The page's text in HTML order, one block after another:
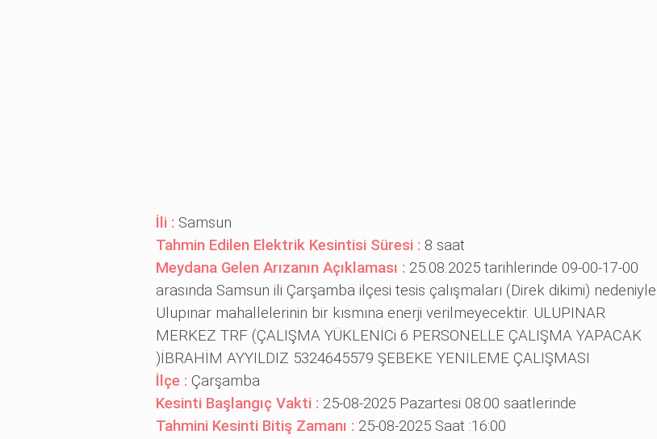
İli : Samsun
Tahmin Edilen Elektrik Kesintisi Süresi : 8 saat
Meydana Gelen Arızanın Açıklaması : 25.08.2025 tarihlerinde 09-00-17-00
arasında Samsun ili Çarşamba ilçesi tesis çalışmaları (Direk dikimi) nedeniyle
Ulupınar mahallelerinin bir kısmına enerji verilmeyecektir. ULUPINAR
MERKEZ TRF (ÇALIŞMA YÜKLENİCi 6 PERSONELLE ÇALIŞMA YAPACAK
)İBRAHİM AYYILDIZ 5324645579 ŞEBEKE YENİLEME ÇALIŞMASI
İlçe : Çarşamba
Kesinti Başlangıç Vakti : 25-08-2025 Pazartesi 08:00 saatlerinde
Tahmini Kesinti Bitiş Zamanı : 25-08-2025 Saat :16:00